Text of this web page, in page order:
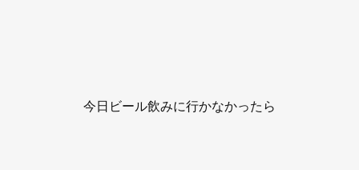
今日ビール飲みに行かなかったら